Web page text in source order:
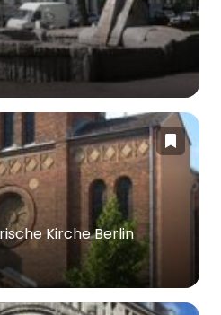
Kirche Berlin